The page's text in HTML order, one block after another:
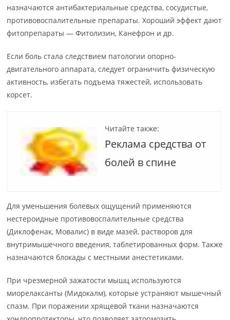
назначаются антибактериальные средства, сосудистые,
противовоспалительные препараты. Хороший эффект дают
фитопрепараты — Фитолизин, Канефрон и др.
Если боль стала следствием патологии опорно-
двигательного аппарата, следует ограничить физическую
активность, избегать подъема тяжестей, использовать
корсет.
Читайте также:
Реклама средства от
болей в спине
Для уменьшения болевых ощущений применяются
нестероидные противовоспалительные средства
(Диклофенак, Мовалис) в виде мазей, растворов для
внутримышечного введения, таблетированных форм. Также
назначаются блокады с местными анестетиками.
При чрезмерной зажатости мышц используются
миорелаксанты (Мидокалм), которые устраняют мышечный
спазм. При поражении хрящевой ткани назначаются